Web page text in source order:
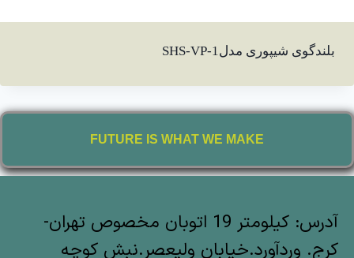
بلندگوی شیپوری مدل1-SHS-VP
FUTURE IS WHAT WE MAKE
آدرس: کیلومتر 19 اتوبان مخصوص تهران-
کرج. وردآورد.خیابان ولیعصر.نبش کوچه